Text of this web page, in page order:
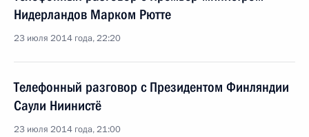
Нидерландов Марком Рютте
23 июля 2014 года, 22:20
Телефонный разговор с Президентом Финляндии
Саули Ниинистё
23 июля 2014 года, 21:00